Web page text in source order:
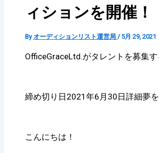
ィションを開催！
Byオーディションリスト運営局 / 5月 29, 2021
OfficeGraceLtd.がタレントを募集
締め切り日2021年6月30日詳細夢
こんにちは！